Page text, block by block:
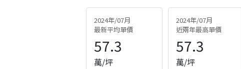
2024年/07月
最新平均單價
57.3
萬/坪
2024年/07月
近兩年最高單價
57.3
萬/坪